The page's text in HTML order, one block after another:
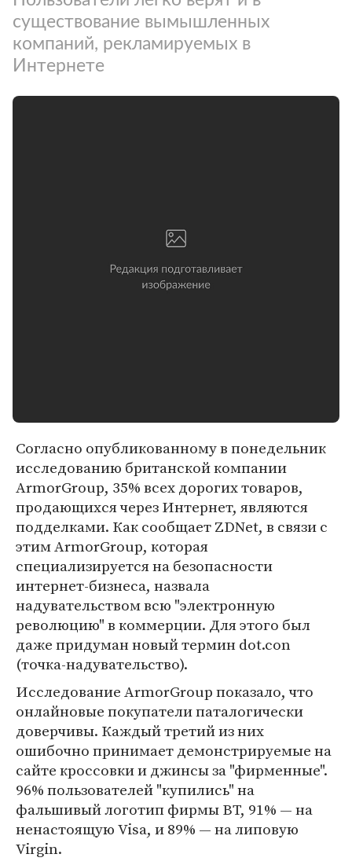
существование вымышленных
компаний, рекламируемых в
Интернете
Согласно опубликованному в понедельник
исследованию британской компании
ArmorGroup, 35% всех дорогих товаров,
продающихся через Интернет, являются
подделками. Как сообщает ZDNet, в связи с
этим ArmorGroup, которая
специализируется на безопасности
интернет-бизнеса, назвала
надувательством всю "электронную
революцию" в коммерции. Для этого был
даже придуман новый термин dot.con
(точка-надувательство).
Исследование ArmorGroup показало, что
онлайновые покупатели паталогически
доверчивы. Каждый третий из них
ошибочно принимает демонстрируемые на
сайте кроссовки и джинсы за "фирменные".
96% пользователей "купились" на
фальшивый логотип фирмы BT, 91% — на
ненастоящую Visa, и 89% — на липовую
Virgin.